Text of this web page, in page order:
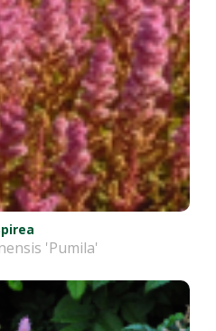
'Pumila'